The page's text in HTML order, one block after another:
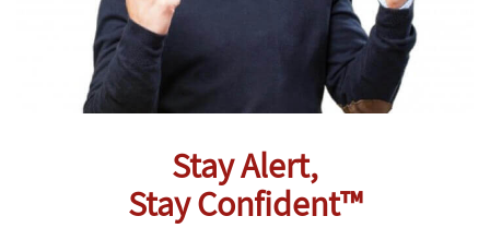
Stay Alert,
Stay Confident™